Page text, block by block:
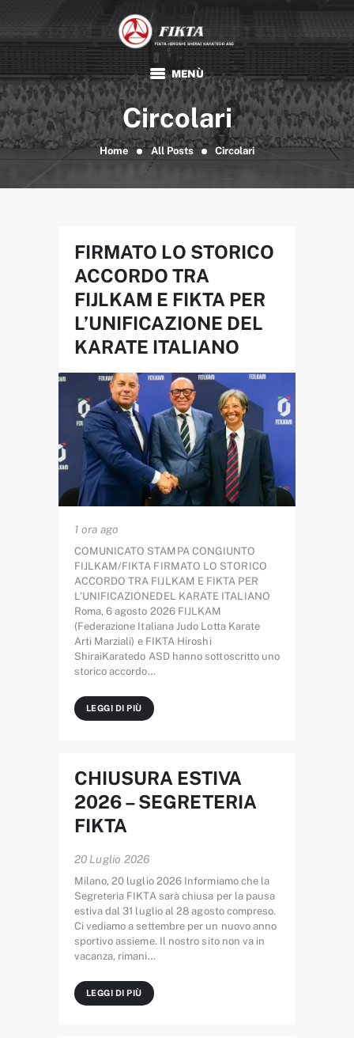
Circolari
Home All Posts Circolari
FIKTA
Associazione Sportiva Dilettantistica
HOME
KARATE
TRADIZIONALE
FIKTA
EVENTI E NEWS
FIRMATO LO STORICO
ACCORDO TRA
FIJLKAM E FIKTA PER
L’UNIFICAZIONE DEL
KARATE ITALIANO
1 ora ago
COMUNICATO STAMPA CONGIUNTO
FIJLKAM/FIKTA FIRMATO LO STORICO
ACCORDO TRA FIJLKAM E FIKTA PER
L’UNIFICAZIONEDEL KARATE ITALIANO
Roma, 6 agosto 2026 FIJLKAM
(Federazione Italiana Judo Lotta Karate
Arti Marziali) e FIKTA Hiroshi
ShiraiKaratedo ASD hanno sottoscritto uno
storico accordo…
LEGGI DI PIÙ
CHIUSURA ESTIVA
2026 – SEGRETERIA
FIKTA
20 Luglio 2026
Milano, 20 luglio 2026 Informiamo che la
Segreteria FIKTA sarà chiusa per la pausa
estiva dal 31 luglio al 28 agosto compreso.
Ci vediamo a settembre per un nuovo anno
sportivo assieme. Il nostro sito non va in
vacanza, rimani…
LEGGI DI PIÙ